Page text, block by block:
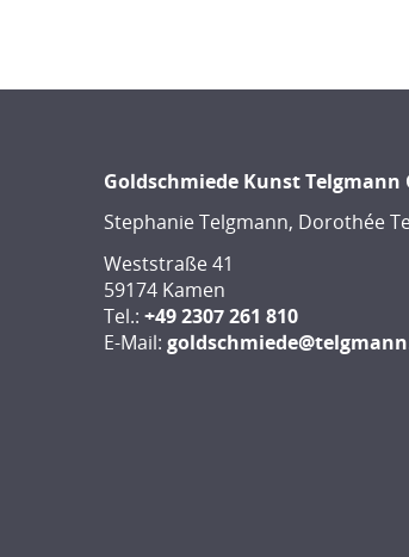
Goldschmiede Kunst Telgmann
Stephanie Telgmann, Dorothée
Weststraße 41
59174 Kamen
Tel.: +49 2307 261 810
E-Mail: